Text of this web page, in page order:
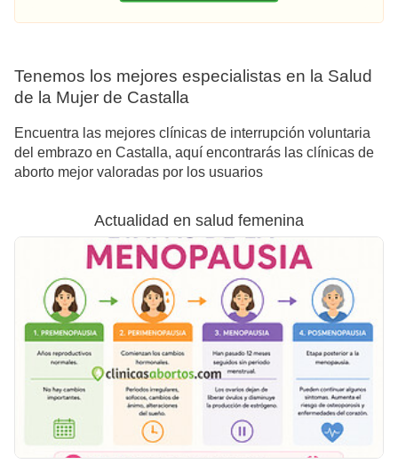
Tenemos los mejores especialistas en la Salud
de la Mujer de Castalla
Encuentra las mejores clínicas de interrupción voluntaria
del embrazo en Castalla, aquí encontrarás las clínicas de
aborto mejor valoradas por los usuarios
Actualidad en salud femenina